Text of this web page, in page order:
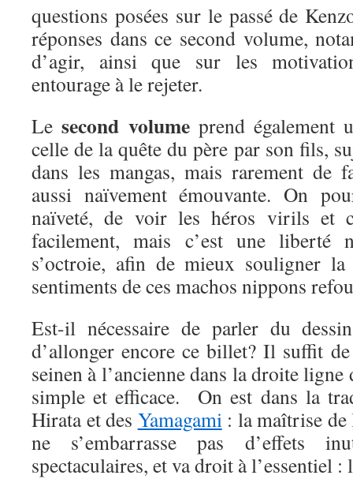
questions posées sur le passé de
réponses dans ce second volume,
d’agir, ainsi que sur les
entourage à le rejeter.
Lesecond volumeprend également
celle de la quête du père par son fils,
dans les mangas, mais rarement de
aussi naïvement émouvante. On
naïveté, de voir les héros virils et
facilement, mais c’est une liberté
s’octroie, afin de mieux souligner la
sentiments de ces machos nippons
Est-il nécessaire de parler du
d’allonger encore ce billet? Il suffit
seinen à l’ancienne dans la droite
simple et efficace. On est dans la
Hirata et des Yamagami: la maîtrise de
ne s’embarrasse pas d’effets
spectaculaires, et va droit à l’essentiel :